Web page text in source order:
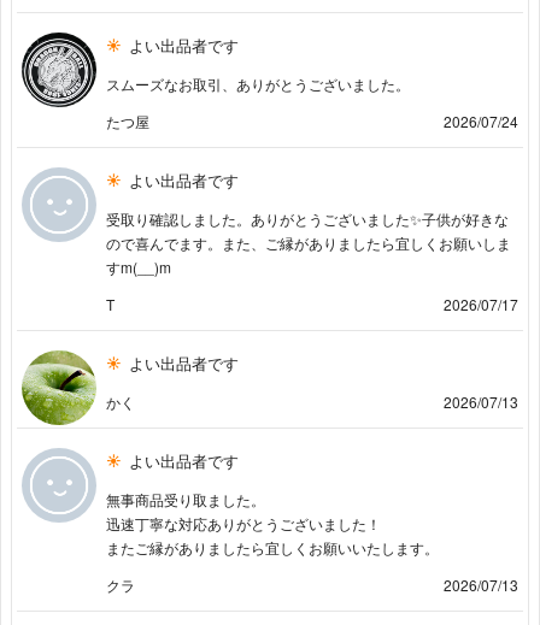
よい出品者です
スムーズなお取引、ありがとうございました。
たつ屋
2026/07/24
よい出品者です
受取り確認しました。ありがとうございました✨子供が好きな
ので喜んでます。また、ご縁がありましたら宜しくお願いしま
すm(__)m
T
2026/07/17
よい出品者です
かく 2026/07/13
よい出品者です
無事商品受り取ました。
迅速丁寧な対応ありがとうございました！
またご縁がありましたら宜しくお願いいたします。
クラ
2026/07/13